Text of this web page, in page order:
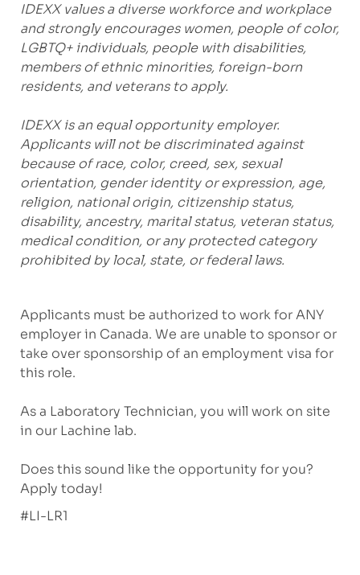
IDEXX values a diverse workforce and workplace
and strongly encourages women, people of color,
LGBTQ+ individuals, people with disabilities,
members of ethnic minorities, foreign-born
residents, and veterans to apply.
IDEXX is an equal opportunity employer.
Applicants will not be discriminated against
because of race, color, creed, sex, sexual
orientation, gender identity or expression, age,
religion, national origin, citizenship status,
disability, ancestry, marital status, veteran status,
medical condition, or any protected category
prohibited by local, state, or federal laws.
Applicants must be authorized to work for ANY
employer in Canada. We are unable to sponsor or
take over sponsorship of an employment visa for
this role.
As a Laboratory Technician, you will work on site
in ourLachine lab.
Does this sound like the opportunity for you?
Apply today!
#LI-LR1